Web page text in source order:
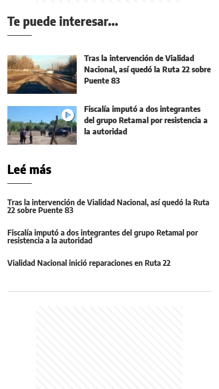
Te puede interesar...
Tras la intervención de Vialidad
Nacional, así quedó la Ruta 22 sobre
Puente 83
Fiscalía imputó a dos integrantes
del grupo Retamal por resistencia a
la autoridad
Leé más
Tras la intervención de Vialidad Nacional, así quedó la Ruta
22 sobre Puente 83
Fiscalía imputó a dos integrantes del grupo Retamal por
resistencia a la autoridad
Vialidad Nacional inició reparaciones en Ruta 22